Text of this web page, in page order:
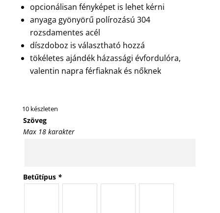
opcionálisan fényképet is lehet kérni
anyaga gyönyörű polírozású 304
rozsdamentes acél
díszdoboz is választható hozzá
tökéletes ajándék házassági évfordulóra,
valentin napra férfiaknak és nőknek
10 készleten
Szöveg
Max 18 karakter
Betűtípus *